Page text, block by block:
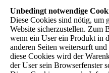
Unbedingt notwendige
Diese Cookies sind nötig, um
Website sicherzustellen. Zum
wenn ein User ein Produkt in
anderen Seiten weitersurft
diese Cookies wird der
der User sein Browserfenster